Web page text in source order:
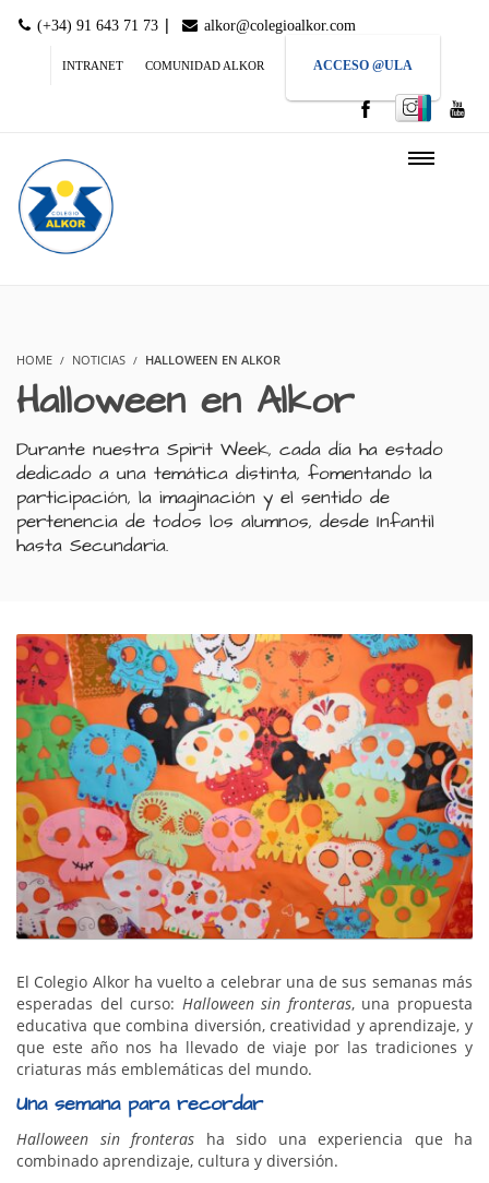
(+34) 91 643 71 73 | alkor@colegioalkor.com
INTRANET COMUNIDAD ALKOR ACCESO @ULA
HOME NOTICIAS HALLOWEEN EN ALKOR
Halloween en Alkor
Durante nuestra Spirit Week, cada día ha estado
dedicado a una temática distinta, fomentando la
participación, la imaginación y el sentido de
pertenencia de todos los alumnos, desde Infantil
hasta Secundaria.
El Colegio Alkor ha vuelto a celebrar una de sus semanas más
esperadas del curso: Halloween sin fronteras, una propuesta
educativa que combina diversión, creatividad y aprendizaje, y
que este año nos ha llevado de viaje por las tradiciones y
criaturas más emblemáticas del mundo.
Una semana para recordar
Halloween sin fronteras ha sido una experiencia que ha
combinado aprendizaje, cultura y diversión.